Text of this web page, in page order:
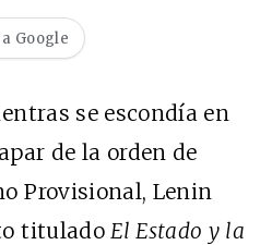
Google
se escondía en
de la orden de
Provisional, Lenin
tituladoEl Estado y la